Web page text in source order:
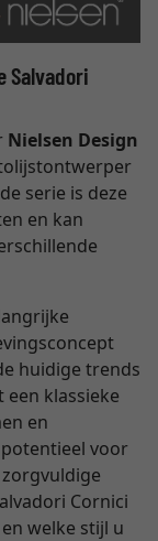
Salvadori
Nielsen Design
serie is deze
en kan
huidige trends
klassieke
en
voor
Cornici
welke stijl u